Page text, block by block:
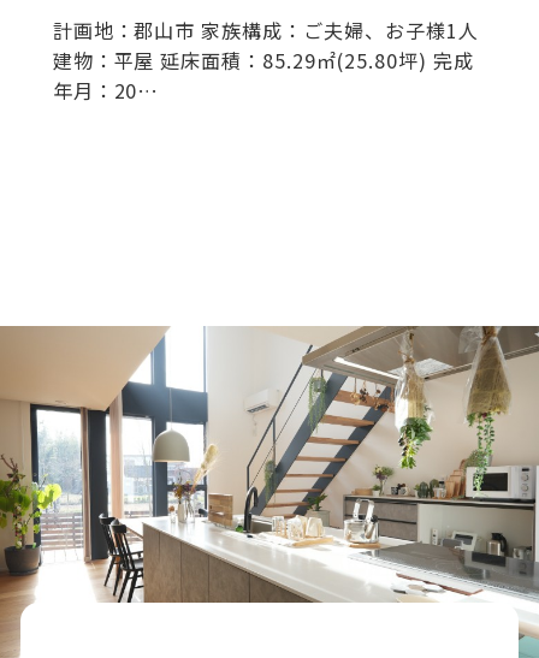
計画地：郡山市 家族構成：ご夫婦、お子様1人
建物：平屋 延床面積：85.29㎡(25.80坪) 完成
年月：20…